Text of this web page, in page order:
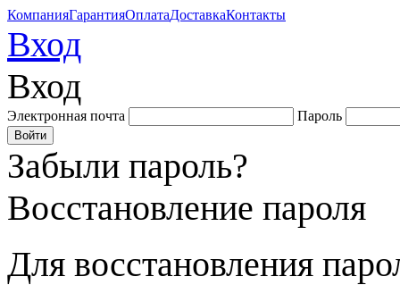
КомпанияГарантияОплатаДоставкаКонтакты
Вход
Вход
Электронная почта Пароль
Забыли пароль?
Восстановление пароля
Для восстановления